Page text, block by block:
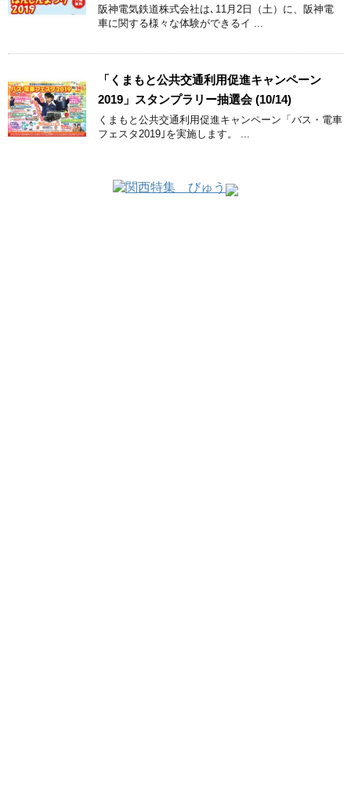
阪神電気鉄道株式会社は､11月2日（土）に、阪神電
車に関する様々な体験ができるイ ...
「くまもと公共交通利用促進キャンペーン
2019」スタンプラリー抽選会 (10/14)
くまもと公共交通利用促進キャンペーン「バス・電車
フェスタ2019｣を実施します。 ...